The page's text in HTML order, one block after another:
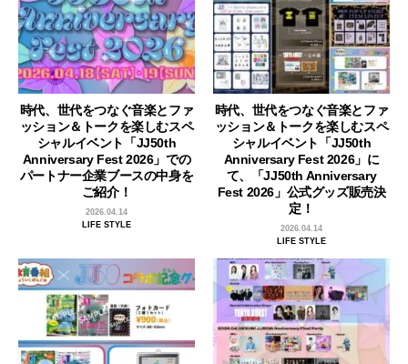
時代、世代をつなぐ音楽とファ
ッション＆トークを楽しむスペ
シャルイベント「JJ50th
Anniversary Fest 2026」での
パートナー企業ブースの中身を
ご紹介！
2026.04.14
LIFE STYLE
時代、世代をつなぐ音楽とファ
ッション＆トークを楽しむスペ
シャルイベント「JJ50th
Anniversary Fest 2026」に
て、「JJ50th Anniversary
Fest 2026」公式グッズ販売決
定！
2026.04.14
LIFE STYLE